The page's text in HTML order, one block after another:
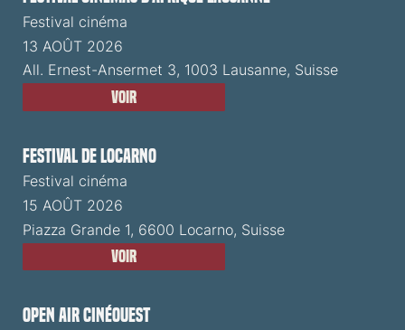
Festival cinéma
13 AOÛT 2026
All. Ernest-Ansermet 3, 1003 Lausanne, Suisse
Voir
Festival de Locarno
Festival cinéma
15 AOÛT 2026
Piazza Grande 1, 6600 Locarno, Suisse
Voir
Open Air CinéOuest